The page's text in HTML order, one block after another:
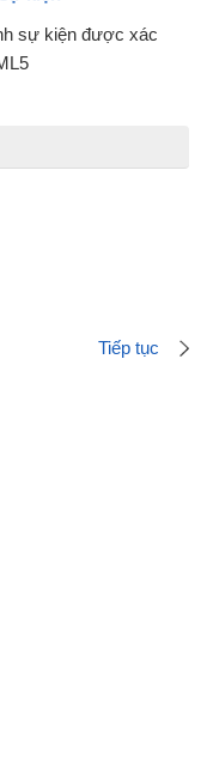
sự kiện được xác
Tiếp tục